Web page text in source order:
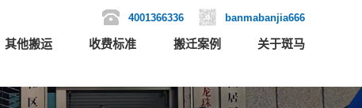
4001366336 banmabanjia666
其他搬运 收费标准 搬迁案例 关于斑马